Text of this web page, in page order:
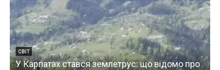
СВІТ
У Карпатах стався землетрус: що відомо про